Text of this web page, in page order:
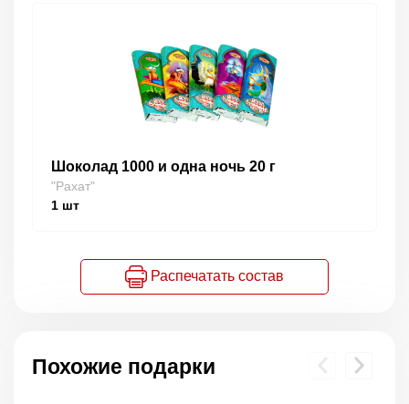
Шоколад 1000 и одна ночь 20 г
"Рахат"
1 шт
Распечатать состав
Похожие подарки